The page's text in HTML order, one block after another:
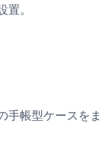
。
手帳型ケースをま